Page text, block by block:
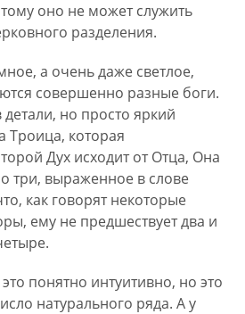
оно не может служить
разделения.
а очень даже светлое,
совершенно разные боги.
детали, но просто яркий
Троица, которая
Дух исходит от Отца, Она
три, выраженное в слове
как говорят некоторые
ему не предшествует два и
понятно интуитивно, но это
натурального ряда. А у